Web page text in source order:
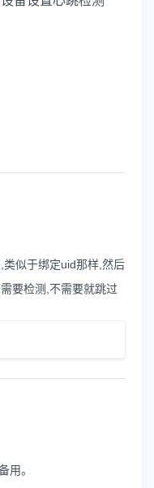
似于绑定uid那样,然后
要检测,不需要就跳过
用。